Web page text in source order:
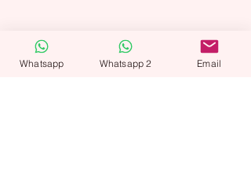
Whatsapp Whatsapp 2 Email